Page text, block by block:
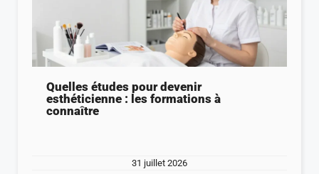
Quelles études pour devenir
esthéticienne : les formations à
connaître
31 juillet 2026